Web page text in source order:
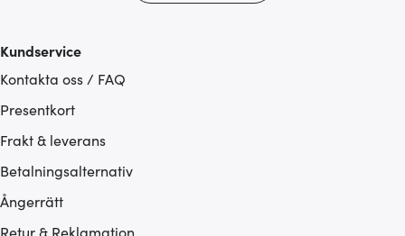
Kundservice
Kontakta oss / FAQ
Presentkort
Frakt & leverans
Betalningsalternativ
Ångerrätt
Retur & Reklamation